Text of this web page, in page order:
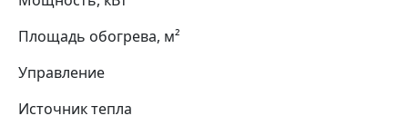
Площадь обогрева, м²
Управление
Источник тепла